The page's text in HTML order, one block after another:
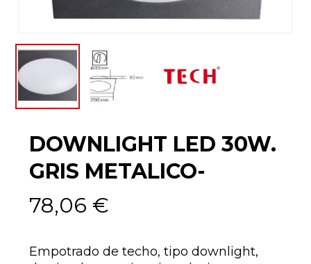
DOWNLIGHT LED 30W.
GRIS METALICO-
78,06 €
Empotrado de techo, tipo downlight,